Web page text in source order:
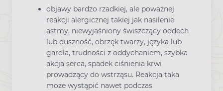
objawy bardzo rzadkiej, ale poważnej
reakcji alergicznej takiej jak nasilenie
astmy, niewyjaśniony świszczący oddech
lub duszność, obrzęk twarzy, języka lub
gardła, trudności z oddychaniem, szybka
akcja serca, spadek ciśnienia krwi
prowadzący do wstrząsu. Reakcja taka
może wystąpić nawet podczas